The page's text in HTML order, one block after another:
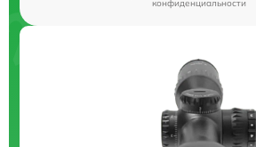
конфиденциальности